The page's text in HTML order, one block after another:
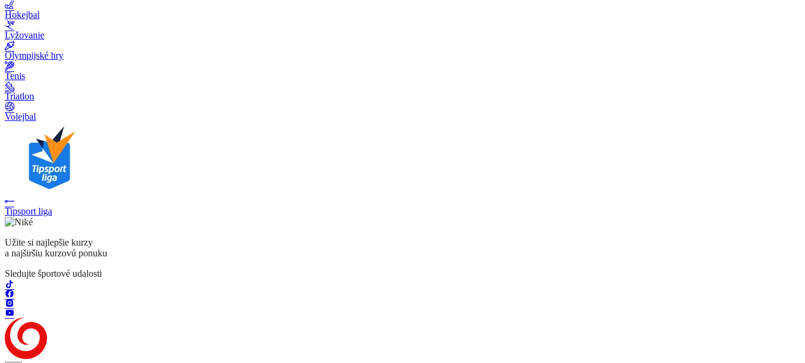
Hokejbal
Lyžovanie
Olympijské hry
Tenis
Triatlon
Volejbal
Tipsport liga
Užite si najlepšie kurzy
a najširšiu kurzovú ponuku
Sledujte športové udalosti